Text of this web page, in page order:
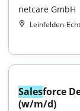
netcare GmbH
Leinfelden-
Salesforce
(w/m/d)